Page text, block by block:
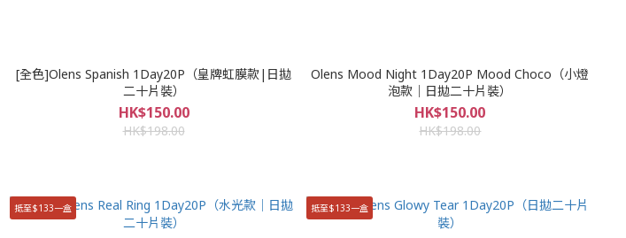
[全色]Olens Spanish 1Day20P（皇牌虹膜款|日拋
二十片裝）
HK$150.00
HK$198.00
Olens Mood Night 1Day20P Mood Choco（小燈
泡款｜日拋二十片裝）
HK$150.00
HK$198.00
抵至$133一盒 抵至$133一盒